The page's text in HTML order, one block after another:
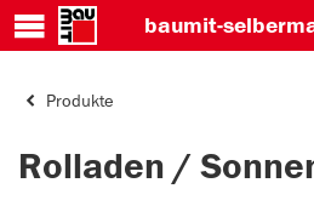
baumit-
Produkte
Rolladen /